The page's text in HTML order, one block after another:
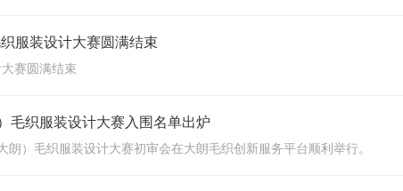
服装设计大赛圆满结束
赛圆满结束
毛织服装设计大赛入围名单出炉
）毛织服装设计大赛初审会在大朗毛织创新服务平台顺利举行。